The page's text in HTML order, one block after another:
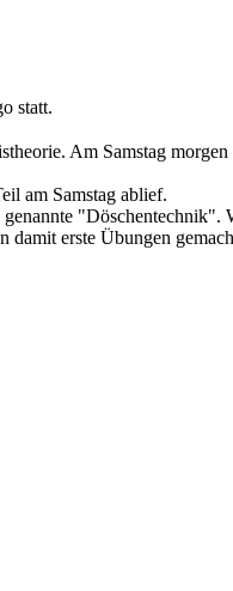
statt.
Am Samstag
am Samstag ablief.
erste Übungen